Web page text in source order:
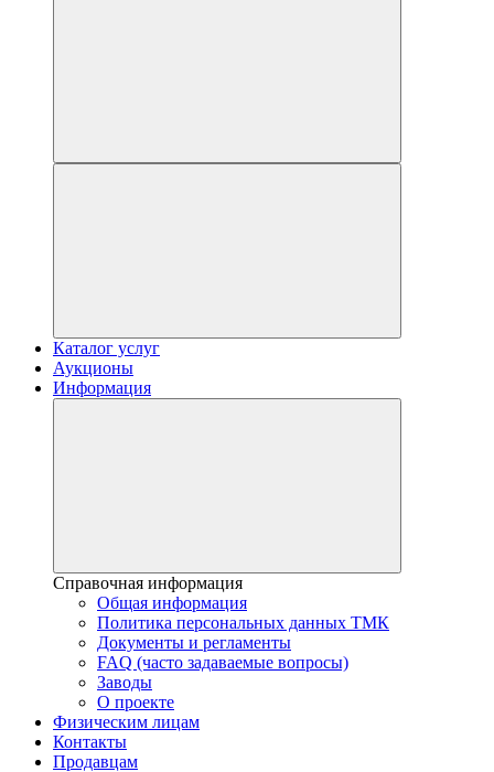
Каталог услуг
Аукционы
Информация
Справочная информация
Общая информация
Политика персональных данных ТМК
Документы и регламенты
FAQ (часто задаваемые вопросы)
Заводы
О проекте
Физическим лицам
Контакты
Продавцам